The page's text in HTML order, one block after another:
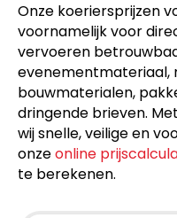
Onze koeriersprijzen
voornamelijk voor
vervoeren
evenementmateriaal,
bouwmaterialen,
dringende brieven.
wij snelle, veilige en
onzeonline
te berekenen.